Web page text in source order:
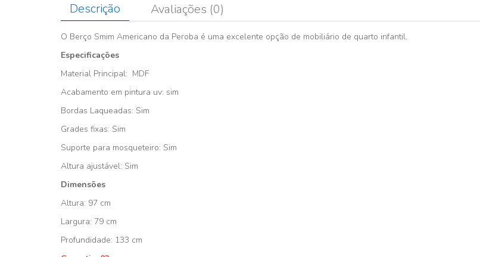
Descrição Avaliações (0)
O Berço Smim Americano da Peroba é uma excelente opção de mobiliário de quarto infantil.
Especificações
Material Principal: MDF
Acabamento em pintura uv: sim
Bordas Laqueadas: Sim
Grades fixas: Sim
Suporte para mosqueteiro: Sim
Altura ajustável: Sim
Dimensões
Altura: 97 cm
Largura: 79 cm
Profundidade: 133 cm